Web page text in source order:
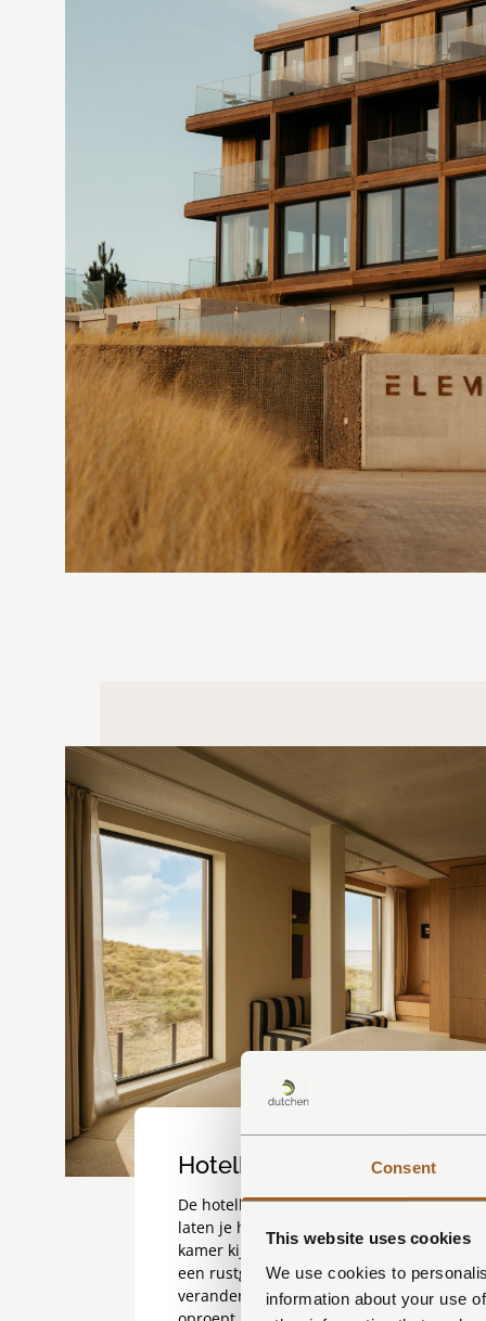
Consent
This website uses cookies
We use cookies to
information about your use
Hotelkamers
De hotelkamers van Elements richten
laten je het eiland op elk moment van de
kamer kijk je uit over de uitgestrekte
een rustgevend decor van duin, lucht en
verandert en direct een gevoel van